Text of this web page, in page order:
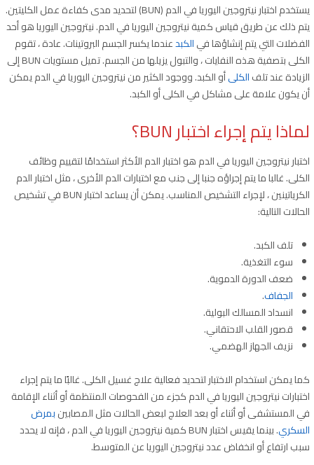
يستخدم اختبار نيتروجين اليوريا في الدم (BUN) لتحديد مدى كفاءة عمل الكليتين.
يتم ذلك عن طريق قياس كمية نيتروجين اليوريا في الدم. نيتروجين اليوريا هو أحد
الفضلات التي يتم إنشاؤها فيالكبدعندما يكسر الجسم البروتينات. عادة ، تقوم
الكلى بتصفية هذه النفايات ، والتبول يزيلها من الجسم. تميل مستويات BUN إلى
الزيادة عند تلفالكلىأو الكبد. ووجود الكثير من نيتروجين اليوريا في الدم يمكن
أن يكون علامة على مشاكل في الكلى أو الكبد.
لماذا يتم إجراء اختبار BUN؟
اختبار نيتروجين اليوريا في الدم هو اختبار الدم الأكثر استخدامًا لتقييم وظائف
الكلى. غالبا ما يتم إجراؤه جنبا إلى جنب مع اختبارات الدم الأخرى ، مثل اختبار الدم
الكرياتينين ، لإجراء التشخيص المناسب. يمكن أن يساعد اختبار BUN في تشخيص
الحالات التالية:
تلف الكبد.
سوء التغذية.
ضعف الدورة الدموية.
الجفاف.
انسداد المسالك البولية.
قصور القلب الاحتقاني.
نزيف الجهاز الهضمي.
كما يمكن استخدام الاختبار لتحديد فعالية علاج غسيل الكلى. غالبًا ما يتم إجراء
اختبارات نيتروجين اليوريا في الدم كجزء من الفحوصات المنتظمة أو أثناء الإقامة
في المستشفى أو أثناء أو بعد العلاج لبعض الحالات مثل المصابينبمرض
السكري
. بينما يقيس اختبار BUN كمية نيتروجين اليوريا في الدم ، فإنه لا يحدد
سبب ارتفاع أو انخفاض عدد نيتروجين اليوريا عن المتوسط.